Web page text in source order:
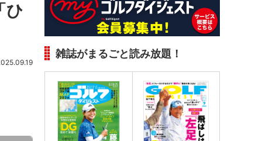
ひ
雑誌がまるごと読み放題！